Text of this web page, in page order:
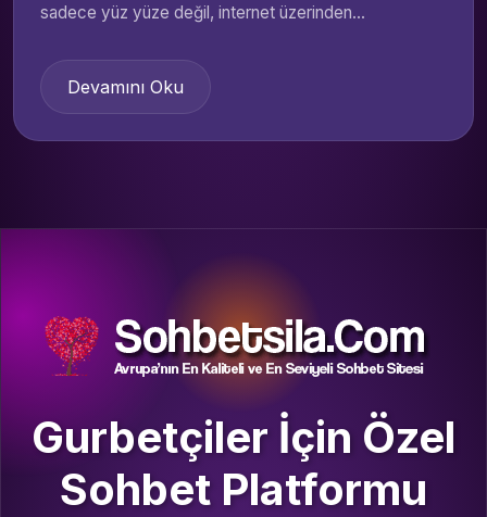
sadece yüz yüze değil, internet üzerinden...
Devamını Oku
Gurbetçiler İçin Özel
Sohbet Platformu